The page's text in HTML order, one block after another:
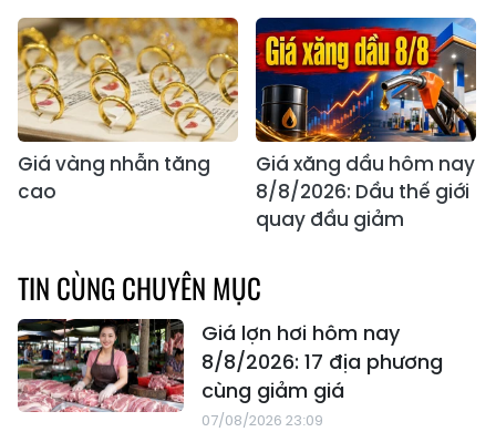
Giá vàng nhẫn tăng
cao
Giá xăng dầu hôm nay
8/8/2026: Dầu thế giới
quay đầu giảm
TIN CÙNG CHUYÊN MỤC
Giá lợn hơi hôm nay
8/8/2026: 17 địa phương
cùng giảm giá
07/08/2026 23:09